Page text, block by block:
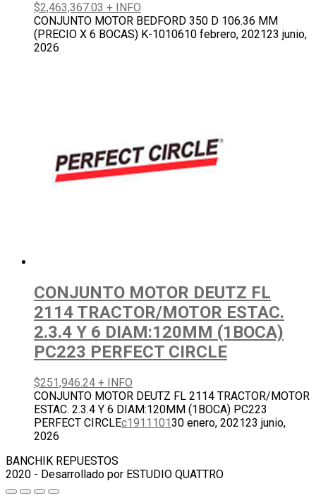
$2,463,367.03 + INFO
CONJUNTO MOTOR BEDFORD 350 D 106.36 MM
(PRECIO X 6 BOCAS) K-1010610 febrero, 202123 junio,
2026
CONJUNTO MOTOR DEUTZ FL
2114 TRACTOR/MOTOR ESTAC.
2.3.4 Y 6 DIAM:120MM (1BOCA)
PC223 PERFECT CIRCLE
$251,946.24 + INFO
CONJUNTO MOTOR DEUTZ FL 2114 TRACTOR/MOTOR
ESTAC. 2.3.4 Y 6 DIAM:120MM (1BOCA) PC223
PERFECT CIRCLEc191110130 enero, 202123 junio,
2026
BANCHIK REPUESTOS
2020 - Desarrollado por ESTUDIO QUATTRO